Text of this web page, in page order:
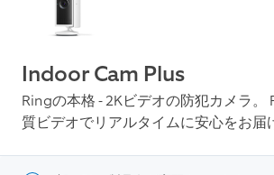
Indoor Cam Plus
Ringの本格 - 2Kビデオの防犯カメラ。
質ビデオでリアルタイムに安心をお届